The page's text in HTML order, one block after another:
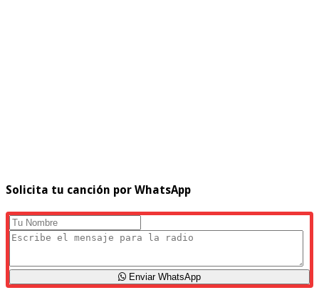
Solicita tu canción por WhatsApp
Enviar WhatsApp